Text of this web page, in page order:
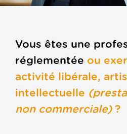
Gestion de la paie
Gestion des ressources
Outils de gestion
Tiers de confiance
Transmission d’entreprise
VOTRE ENTREPRISE
Vous êtes une
réglementée ou
activité libérale,
intellectuelle
non commerciale)?